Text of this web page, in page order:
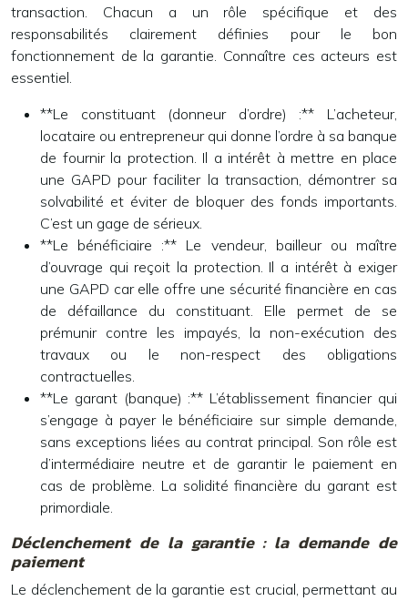
transaction. Chacun a un rôle spécifique et des
responsabilités clairement définies pour le bon
fonctionnement de la garantie. Connaître ces acteurs est
essentiel.
**Le constituant (donneur d’ordre) :** L’acheteur,
locataire ou entrepreneur qui donne l’ordre à sa banque
de fournir la protection. Il a intérêt à mettre en place
une GAPD pour faciliter la transaction, démontrer sa
solvabilité et éviter de bloquer des fonds importants.
C’est un gage de sérieux.
**Le bénéficiaire :** Le vendeur, bailleur ou maître
d’ouvrage qui reçoit la protection. Il a intérêt à exiger
une GAPD car elle offre une sécurité financière en cas
de défaillance du constituant. Elle permet de se
prémunir contre les impayés, la non-exécution des
travaux ou le non-respect des obligations
contractuelles.
**Le garant (banque) :** L’établissement financier qui
s’engage à payer le bénéficiaire sur simple demande,
sans exceptions liées au contrat principal. Son rôle est
d’intermédiaire neutre et de garantir le paiement en
cas de problème. La solidité financière du garant est
primordiale.
Déclenchement de la garantie : la demande de
paiement
Le déclenchement de la garantie est crucial, permettant au